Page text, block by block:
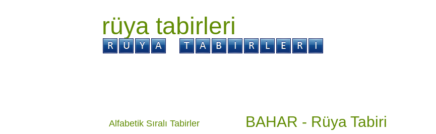
rüya tabirleri
BAHAR - Rüya Tabiri
Alfabetik Sıralı Tabirler